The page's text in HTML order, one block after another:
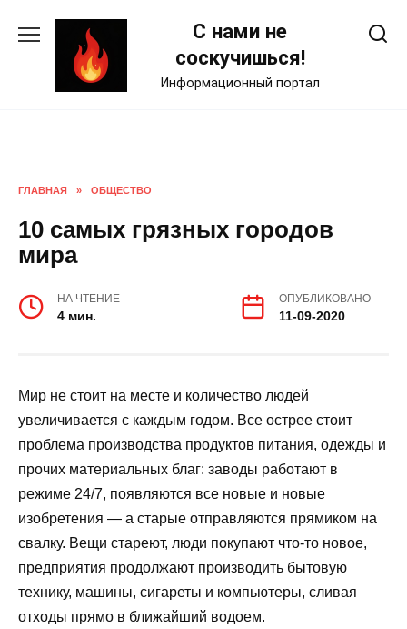
С нами не
соскучишься!
Информационный портал
ГЛАВНАЯ » ОБЩЕСТВО
10 самых грязных городов
мира
НА ЧТЕНИЕ
4 мин.
ОПУБЛИКОВАНО
11-09-2020
Мир не стоит на месте и количество людей
увеличивается с каждым годом. Все острее стоит
проблема производства продуктов питания, одежды и
прочих материальных благ: заводы работают в
режиме 24/7, появляются все новые и новые
изобретения — а старые отправляются прямиком на
свалку. Вещи стареют, люди покупают что-то новое,
предприятия продолжают производить бытовую
технику, машины, сигареты и компьютеры, сливая
отходы прямо в ближайший водоем.